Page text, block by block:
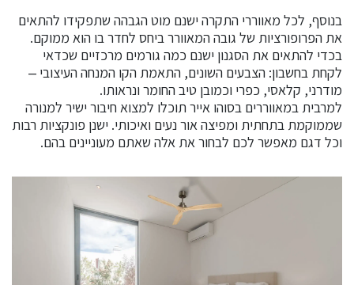
בנוסף, לכל מאווררי התקרה ישנם מוט הגבהה שתפקידו להתאים
את הפרופורציות של גובה המאוורר ביחס לחדר בו הוא ממוקם.
בכדי להתאים את הסגנון ישנם כמה גורמים מרכזיים שכדאי
לקחת בחשבון: הצבעים השונים, התאמת הקו המנחה העיצובי –
מודרני, קלאסי, כפרי וכמובן טיב החומר ונראותו.
למרבית במאווררים בסוהו אייר תוכלו למצוא חיבור ישיר למנורה
שממוקמת בתחתית ומפיצה אור נעים ואיכותי. ישנן פונקציות רבות
וכל דגם מאפשר לכם לבחור את אלה שאתם מעוניינים בהם.